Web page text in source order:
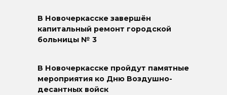
В Новочеркасске завершён
капитальный ремонт городской
больницы № 3
В Новочеркасске пройдут памятные
мероприятия ко Дню Воздушно-
десантных войск